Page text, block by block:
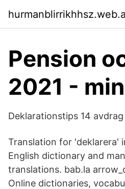
Pension
2021 -
Deklarationstips 14
Translation for 'deklarera'
English dictionary and
translations. bab.la
Online dictionaries,